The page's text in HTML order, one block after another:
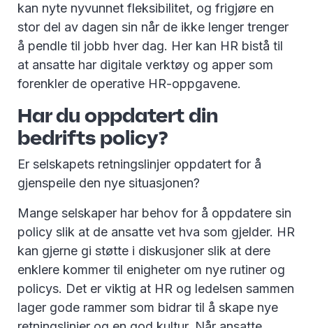
kan nyte nyvunnet fleksibilitet, og frigjøre en
stor del av dagen sin når de ikke lenger trenger
å pendle til jobb hver dag. Her kan HR bistå til
at ansatte har digitale verktøy og apper som
forenkler de operative HR-oppgavene.
Har du oppdatert din
bedrifts policy?
Er selskapets retningslinjer oppdatert for å
gjenspeile den nye situasjonen?
Mange selskaper har behov for å oppdatere sin
policy slik at de ansatte vet hva som gjelder. HR
kan gjerne gi støtte i diskusjoner slik at dere
enklere kommer til enigheter om nye rutiner og
policys. Det er viktig at HR og ledelsen sammen
lager gode rammer som bidrar til å skape nye